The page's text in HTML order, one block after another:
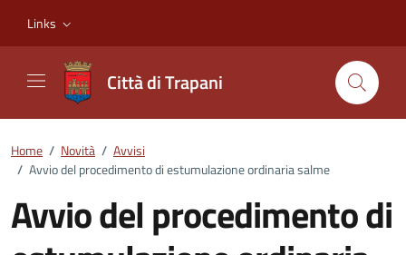
Links
Città di Trapani
Home / Novità / Avvisi
/ Avvio del procedimento di estumulazione ordinaria salme
Avvio del procedimento di